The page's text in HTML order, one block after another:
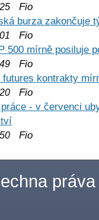
Fio
burza zakončuje
Fio
500 mírně posiluje
Fio
futures kontrakty
Fio
práce - v červenci
Fio
práva